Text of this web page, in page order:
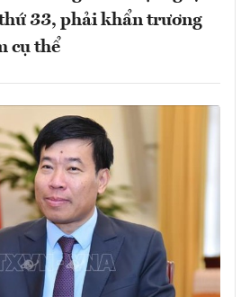
33, phải khẩn trương
cụ thể